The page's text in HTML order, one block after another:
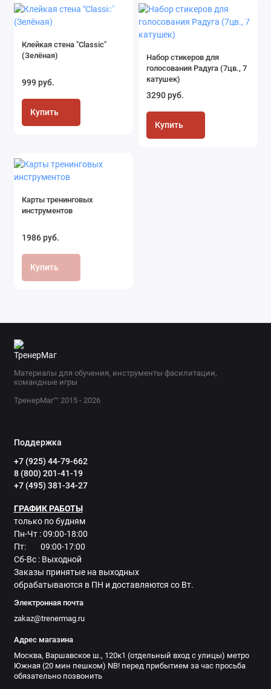
Клейкая стена "Classic"
(Зелёная)
999 руб.
Купить
Набор стикеров для
голосования Радуга (7цв., 7
катушек)
3290 руб.
Купить
Карты тренинговых
инструментов
1986 руб.
Купить
Материалы для обучения, инструменты фасилитации,
командные игры
ТренерМаг™ 2015 - 2026
Поддержка
+7 (925) 44-79-662
8 (800) 201-41-19
+7 (495) 381-34-27
ГРАФИК РАБОТЫ
только по будням
Пн-Чт : 09:00-18:00
Пт: 09:00-17:00
Сб-Вс : Выходной
Заказы принятые на выходных
обрабатываются в ПН и доставляются со Вт.
Электронная почта
zakaz@trenermag.ru
Адрес магазина
Москва, Варшавское ш., 120к1 (отдельный вход с улицы) метро
Южная (20 мин пешком) NB! перед прибытием за час просьба
обязательно позвонить